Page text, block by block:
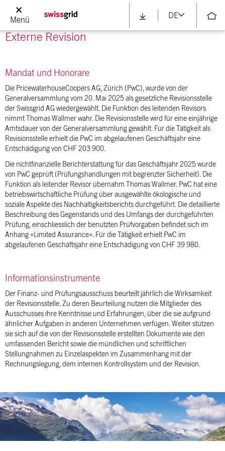
Menü
DE
GRI 2-5
Externe Revision
Mandat und Honorare
Die PricewaterhouseCoopers AG, Zürich (PwC), wurde von der
Generalversammlung vom 20. Mai 2025 als gesetzliche Revisionsstelle
der Swissgrid AG wiedergewählt. Die Funktion des leitenden Revisors
nimmt Thomas Wallmer wahr. Die Revisionsstelle wird für eine einjährige
Amtsdauer von der Generalversammlung gewählt. Für die Tätigkeit als
Revisionsstelle erhielt die PwC im abgelaufenen Geschäftsjahr eine
Entschädigung von CHF 203 900.
Die nichtfinanzielle Berichterstattung für das Geschäftsjahr 2025 wurde
von PwC geprüft (Prüfungshandlungen mit begrenzter Sicherheit). Die
Funktion als leitender Revisor übernahm Thomas Wallmer. PwC hat eine
betriebswirtschaftliche Prüfung über ausgewählte ökologische und
soziale Aspekte des Nachhaltigkeitsberichts durchgeführt. Die detaillierte
Beschreibung des Gegenstands und des Umfangs der durchgeführten
Prüfung, einschliesslich der benutzten Prüfvorgaben befindet sich im
Anhang «Limited Assurance». Für die Tätigkeit erhielt PwC im
abgelaufenen Geschäftsjahr eine Entschädigung von CHF 39 980.
Informationsinstrumente
Der Finanz- und Prüfungsausschuss beurteilt jährlich die Wirksamkeit
der Revisionsstelle. Zu deren Beurteilung nutzen die Mitglieder des
Ausschusses ihre Kenntnisse und Erfahrungen, über die sie aufgrund
ähnlicher Aufgaben in anderen Unternehmen verfügen. Weiter stützen
sie sich auf die von der Revisionsstelle erstellten Dokumente wie den
umfassenden Bericht sowie die mündlichen und schriftlichen
Stellungnahmen zu Einzelaspekten im Zusammenhang mit der
Rechnungslegung, dem internen Kontrollsystem und der Revision.